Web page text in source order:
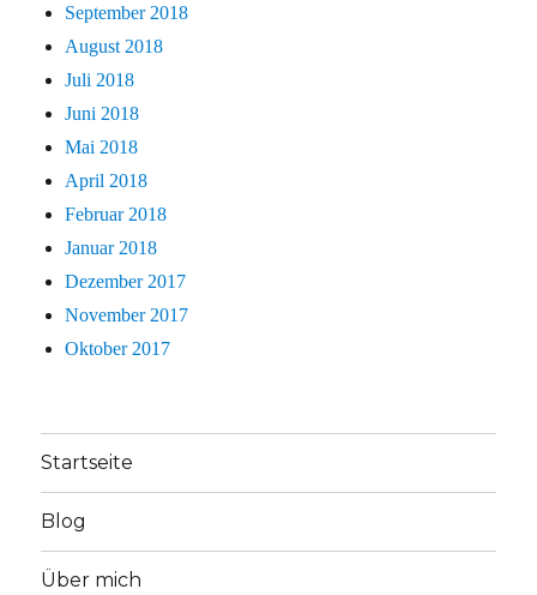
September 2018
August 2018
Juli 2018
Juni 2018
Mai 2018
April 2018
Februar 2018
Januar 2018
Dezember 2017
November 2017
Oktober 2017
Startseite
Blog
Über mich